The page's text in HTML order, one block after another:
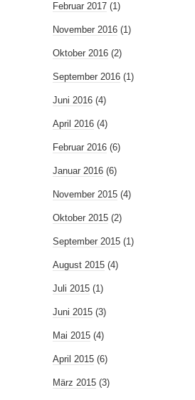
Februar 2017 (1)
November 2016 (1)
Oktober 2016 (2)
September 2016 (1)
Juni 2016 (4)
April 2016 (4)
Februar 2016 (6)
Januar 2016 (6)
November 2015 (4)
Oktober 2015 (2)
September 2015 (1)
August 2015 (4)
Juli 2015 (1)
Juni 2015 (3)
Mai 2015 (4)
April 2015 (6)
März 2015 (3)